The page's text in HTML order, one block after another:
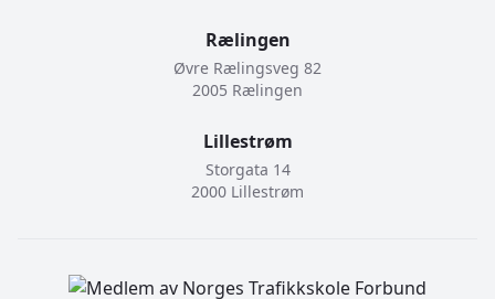
Rælingen
Øvre Rælingsveg 82
2005 Rælingen
Lillestrøm
Storgata 14
2000 Lillestrøm